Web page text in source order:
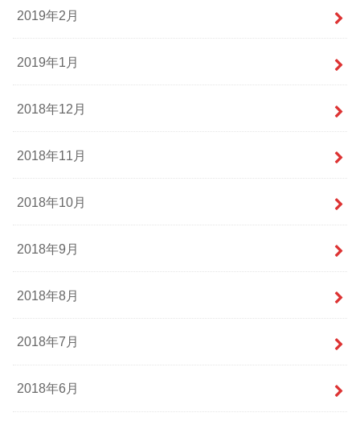
2019年2月
2019年1月
2018年12月
2018年11月
2018年10月
2018年9月
2018年8月
2018年7月
2018年6月